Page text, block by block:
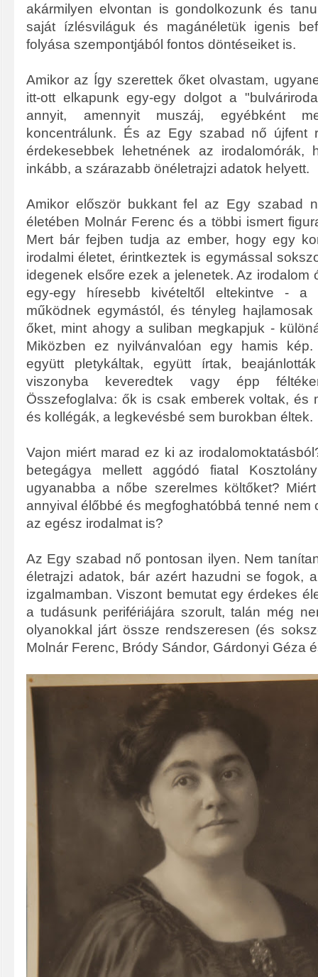
akármilyen elvontan is gondolkozunk és
saját ízlésviláguk és magánéletük igenis
folyása szempontjából fontos döntéseiket is.
Amikor az Így szerettek őket olvastam,
itt-ott elkapunk egy-egy dolgot a
annyit, amennyit muszáj, egyébként
koncentrálunk. És az Egy szabad nő újfent
érdekesebbek lehetnének az irodalomórák,
inkább, a szárazabb önéletrajzi adatok helyett.
Amikor először bukkant fel az Egy szabad
életében Molnár Ferenc és a többi ismert
Mert bár fejben tudja az ember, hogy egy
irodalmi életet, érintkeztek is egymással
idegenek elsőre ezek a jelenetek. Az irodalom
egy-egy híresebb kivételtől eltekintve - a
működnek egymástól, és tényleg
őket, mint ahogy a suliban megkapjuk -
Miközben ez nyilvánvalóan egy hamis
együtt pletykáltak, együtt írtak,
viszonyba keveredtek vagy épp
Összefoglalva: ők is csak emberek voltak, és
és kollégák, a legkevésbé sem burokban éltek.
Vajon miért marad ez ki az
betegágya mellett aggódó fiatal
ugyanabba a nőbe szerelmes költőket?
annyival élőbbé és megfoghatóbbá tenné nem
az egész irodalmat is?
Az Egy szabad nő pontosan ilyen. Nem
életrajzi adatok, bár azért hazudni se fogok,
izgalmamban. Viszont bemutat egy érdekes
a tudásunk perifériájára szorult, talán még
olyanokkal járt össze rendszeresen (és
Molnár Ferenc, Bródy Sándor, Gárdonyi Géza